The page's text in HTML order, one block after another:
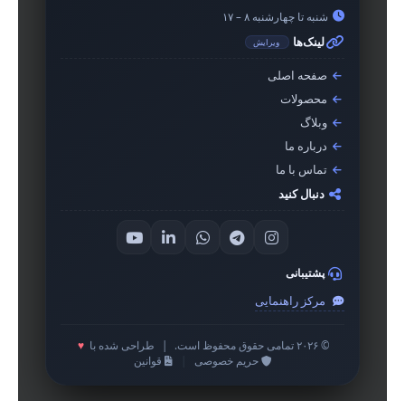
شنبه تا چهارشنبه ۸ – ۱۷
لینک‌ها ویرایش
صفحه اصلی
محصولات
وبلاگ
درباره ما
تماس با ما
دنبال کنید
پشتیبانی
مرکز راهنمایی
© ۲۰۲۶ تمامی حقوق محفوظ است. طراحی شده با ♥
حریم خصوصی
قوانین